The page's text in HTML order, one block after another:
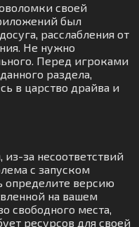
своей
был
расслабления от
Не нужно
Перед игроками
раздела,
в царство драйва и
за несоответствий
с запуском
определите версию
на вашем
свободного места,
ресурсов для своей